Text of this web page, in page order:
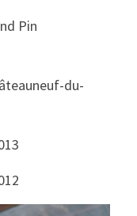
Pin
du-